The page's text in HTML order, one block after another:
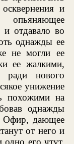
и
отдавало во
однажды ее
не могли ее
ее жалкими,
ради нового
унижение
похожими на
однажды
Офир, дающее
от него и
его чтут,